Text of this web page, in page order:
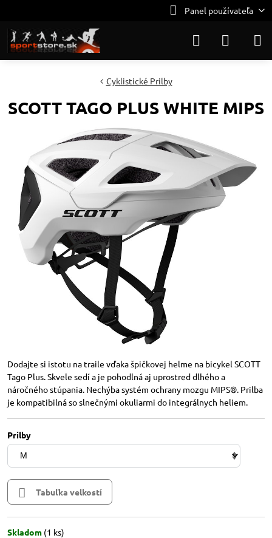
Panel používateľa
Cyklistické Prilby
SCOTT TAGO PLUS WHITE MIPS
Dodajte si istotu na traile vďaka špičkovej helme na bicykel SCOTT
Tago Plus. Skvele sedí a je pohodlná aj uprostred dlhého a
náročného stúpania. Nechýba systém ochrany mozgu MIPS®. Prilba
je kompatibilná so slnečnými okuliarmi do integrálnych heliem.
Prilby
Tabuľka velkostí
Skladom (1 ks)